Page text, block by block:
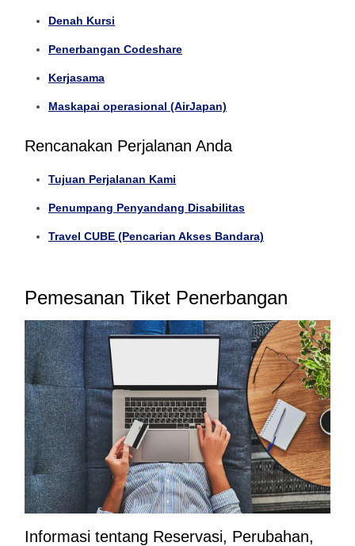
Denah Kursi
Penerbangan Codeshare
Kerjasama
Maskapai operasional (AirJapan)
Rencanakan Perjalanan Anda
Tujuan Perjalanan Kami
Penumpang Penyandang Disabilitas
Travel CUBE (Pencarian Akses Bandara)
Pemesanan Tiket Penerbangan
Informasi tentang Reservasi, Perubahan,